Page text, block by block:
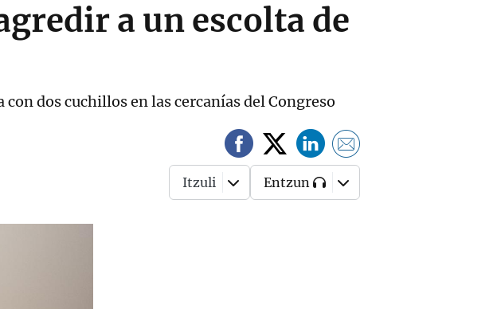
a un escolta de
dos cuchillos en las cercanías del Congreso
Itzuli Entzun